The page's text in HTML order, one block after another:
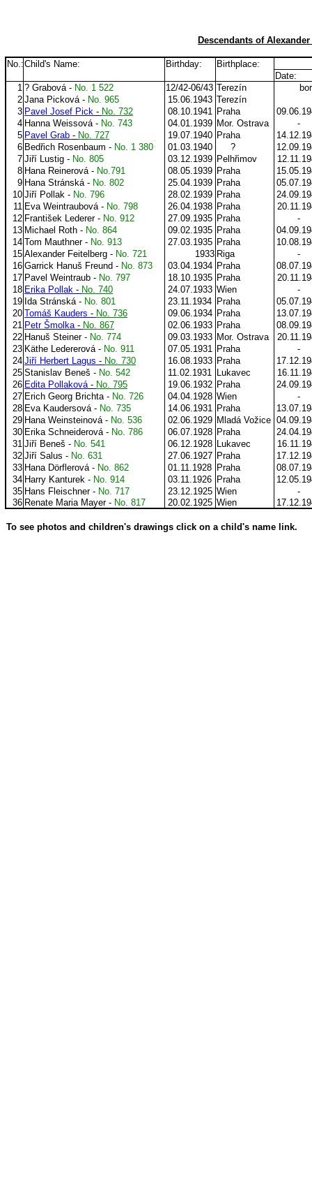
Descendants of
No.:Child's Name: Birthday:
Birthplace:
Date:
1 ? Grabová - No. 1 522 12/42-06/43 Terezín
2 Jana Picková - No. 965 15.06.1943 Terezín
3 Pavel Josef Pick - No. 732 08.10.1941 Praha
4 Hanna Weissová - No. 743 04.01.1939 Mor. Ostrava
-
5 Pavel Grab - No. 727 19.07.1940 Praha
6 Bedřich Rosenbaum - No. 1 380 01.03.1940 ?
7 Jiří Lustig - No. 805 03.12.1939 Pelhřimov
8 Hana Reinerová - No.791 08.05.1939 Praha
9 Hana Stránská - No. 802 25.04.1939 Praha
10 Jiří Pollak - No. 796 28.02.1939 Praha
11 Eva Weintraubová - No. 798 26.04.1938 Praha
12 František Lederer - No. 912 27.09.1935 Praha
-
13 Michael Roth - No. 864 09.02.1935 Praha
14 Tom Mauthner - No. 913 27.03.1935 Praha
15 Alexander Feitelberg - No. 721 1933 Riga
-
16 Garrick Hanuš Freund - No. 873 03.04.1934 Praha
17 Pavel Weintraub - No. 797 18.10.1935 Praha
18 Erika Pollak - No. 740 24.07.1933 Wien
-
19 Ida Stránská - No. 801 23.11.1934 Praha
20 Tomáš Kauders - No. 736 09.06.1934 Praha
21 Petr Šmolka - No. 867 02.06.1933 Praha
22 Hanuš Steiner - No. 774 09.03.1933 Mor. Ostrava
23 Käthe Ledererová - No. 911 07.05.1931 Praha
-
24 Jiří Herbert Lagus - No. 730 16.08.1933 Praha
25 Stanislav Beneš - No. 542 11.02.1931 Lukavec
26 Edita Pollaková- No. 795 19.06.1932 Praha
27 Erich Georg Brichta - No. 726 04.04.1928 Wien
-
28 Eva Kaudersová - No. 735 14.06.1931 Praha
29 Hana Weinsteinová - No. 536 02.06.1929 Mladá Vožice
30 Erika Schneiderová - No. 786 06.07.1928 Praha
31 Jiří Beneš - No. 541 06.12.1928 Lukavec
32 Jiří Salus - No. 631 27.06.1927 Praha
33 Hana Dörflerová - No. 862 01.11.1928 Praha
34 Harry Kanturek - No. 914 03.11.1926 Praha
35 Hans Fleischner - No. 717 23.12.1925 Wien
-
36 Renate Maria Mayer - No. 817 20.02.1925 Wien
To see photos and children's drawings click on a child's name link.